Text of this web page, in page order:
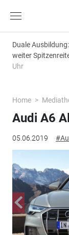
Duale
weiter
Uhr
Home
05.06.2019
Audi A6